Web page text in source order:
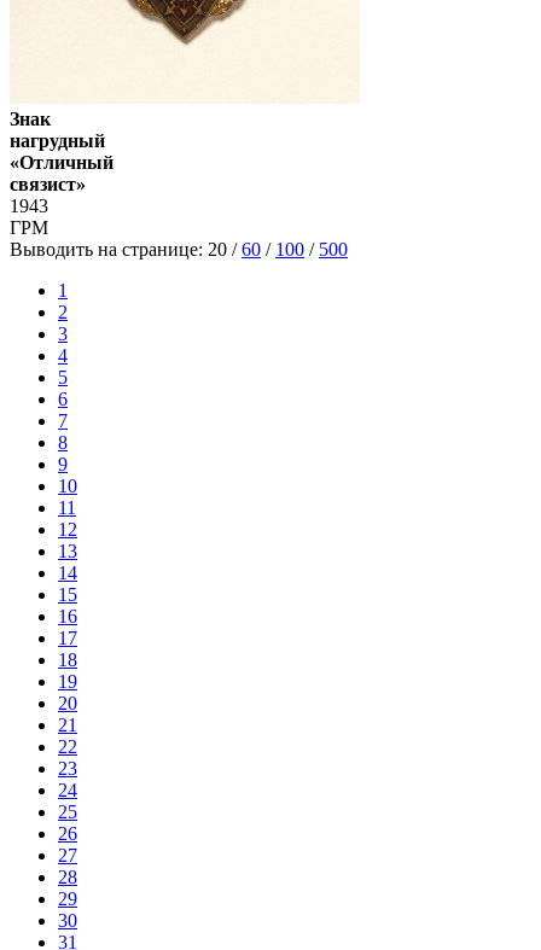
Знак
нагрудный
«Отличный
связист»
1943
ГРМ
Выводить на странице: 20 /60 / 100 / 500
1
2
3
4
5
6
7
8
9
10
11
12
13
14
15
16
17
18
19
20
21
22
23
24
25
26
27
28
29
30
31